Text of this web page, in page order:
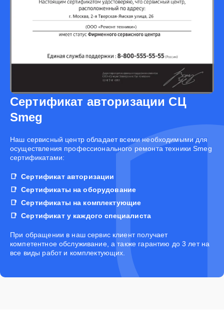
Сертификат авторизации СЦ
Smeg
Наш сервисный центр обладает всеми необходимыми для
осуществления профессионального ремонта техники Smeg
сертификатами:
Сертификат авторизации
Сертификаты на оборудование
Сертификаты на комплектующие
Сертификат у каждого специалиста
При обращении в наш сервис клиент получает
компетентное обслуживание, а также гарантию до 3 лет на
все виды работ и комплектующих.